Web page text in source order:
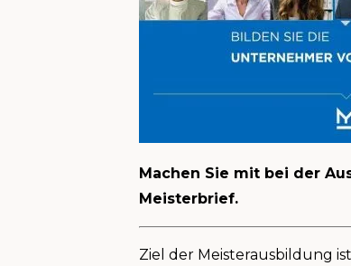
Machen Sie mit bei der
Meisterbrief.
Ziel der Meisterausbildung